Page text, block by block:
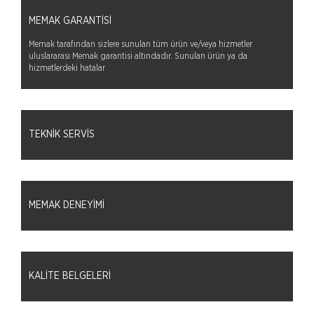
MEMAK GARANTISI
Memak tarafından sizlere sunulan tüm ürün ve/veya hizmetler
uluslararası Memak garantisi altındadır. Sunulan ürün ya da
hizmetlerdeki hatalar
TEKNIK SERVIS
MEMAK DENEYIMI
KALITE BELGELERI